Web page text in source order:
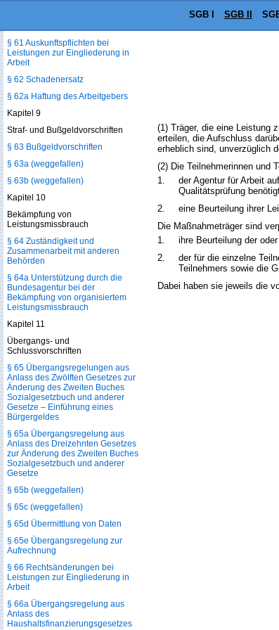
SGB I SGB II
(1) Träger, die eine Leistung
erteilen, die Aufschluss
erheblich sind, unverzüglich
(2) Die Teilnehmerinnen und
1.
der Agentur für Arbeit
Qualitätsprüfung
2.
eine Beurteilung ihrer
Die Maßnahmeträger sind
1.
ihre Beurteilung der
2.
der für die einzelne
Teilnehmers sowie die
Dabei haben sie jeweils die
§ 61 Auskunftspflichten bei
Leistungen zur Eingliederung in
Arbeit
§ 62 Schadenersatz
§ 62a Haftung des Arbeitgebers
Kapitel 9
Straf- und Bußgeldvorschriften
§ 63 Bußgeldvorschriften
§ 63a (weggefallen)
§ 63b (weggefallen)
Kapitel 10
Bekämpfung von
Leistungsmissbrauch
§ 64 Zuständigkeit und
Zusammenarbeit mit anderen
Behörden
§ 64a Unterstützung durch die
Bundesagentur bei der
Bekämpfung von organisiertem
Leistungsmissbrauch
Kapitel 11
Übergangs- und
Schlussvorschriften
§ 65 Übergangsregelungen aus
Anlass des Zwölften Gesetzes zur
Änderung des Zweiten Buches
Sozialgesetzbuch und anderer
Gesetze – Einführung eines
Bürgergeldes
§ 65a Übergangsregelung aus
Anlass des Dreizehnten Gesetzes
zur Änderung des Zweiten Buches
Sozialgesetzbuch und anderer
Gesetze
§ 65b (weggefallen)
§ 65c (weggefallen)
§ 65d Übermittlung von Daten
§ 65e Übergangsregelung zur
Aufrechnung
§ 66 Rechtsänderungen bei
Leistungen zur Eingliederung in
Arbeit
§ 66a Übergangsregelung aus
Anlass des
Haushaltsfinanzierungs­gesetzes